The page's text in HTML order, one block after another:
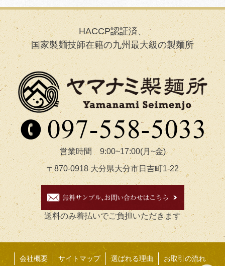
HACCP認証済、
国家製麺技師在籍の九州最大級の製麺所
営業時間 9:00~17:00(月~金)
〒870-0918 大分県大分市日吉町1-22
送料のみ着払いでご負担いただきます
会社概要 サイトマップ 選ばれる理由 お取引の流れ